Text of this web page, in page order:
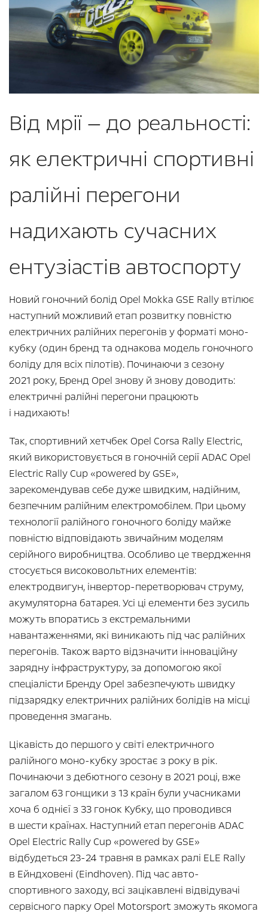
Від мрії — до реальності:
як електричні спортивні
ралійні перегони
надихають сучасних
ентузіастів автоспорту
Новий гоночний болід Opel Mokka GSE Rally втілює
наступний можливий етап розвитку повністю
електричних ралійних перегонів у форматі моно-
кубку (один бренд та однакова модель гоночного
боліду для всіх пілотів). Починаючи з сезону
2021 року, Бренд Opel знову й знову доводить:
електричні ралійні перегони працюють
і надихають!
Так, спортивний хетчбек Opel Corsa Rally Electric,
який використовується в гоночній серії ADAC Opel
Electric Rally Cup «powered by GSE»,
зарекомендував себе дуже швидким, надійним,
безпечним ралійним електромобілем. При цьому
технології ралійного гоночного боліду майже
повністю відповідають звичайним моделям
серійного виробництва. Особливо це твердження
стосується високовольтних елементів:
електродвигун, інвертор-перетворювач струму,
акумуляторна батарея. Усі ці елементи без зусиль
можуть впоратись з екстремальними
навантаженнями, які виникають під час ралійних
перегонів. Також варто відзначити інноваційну
зарядну інфраструктуру, за допомогою якої
спеціалісти Бренду Opel забезпечують швидку
підзарядку електричних ралійних болідів на місці
проведення змагань.
Цікавість до першого у світі електричного
ралійного моно-кубку зростає з року в рік.
Починаючи з дебютного сезону в 2021 році, вже
загалом 63 гонщики з 13 країн були учасниками
хоча б однієї з 33 гонок Кубку, що проводився
в шести країнах. Наступний етап перегонів ADAC
Opel Electric Rally Cup «powered by GSE»
відбудеться 23-24 травня в рамках ралі ELE Rally
в Ейндховені (Eindhoven). Під час авто-
спортивного заходу, всі зацікавлені відвідувачі
сервісного парку Opel Motorsport зможуть якомога